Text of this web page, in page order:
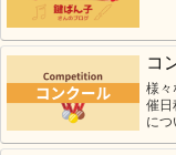
コ
様々
催日
につ